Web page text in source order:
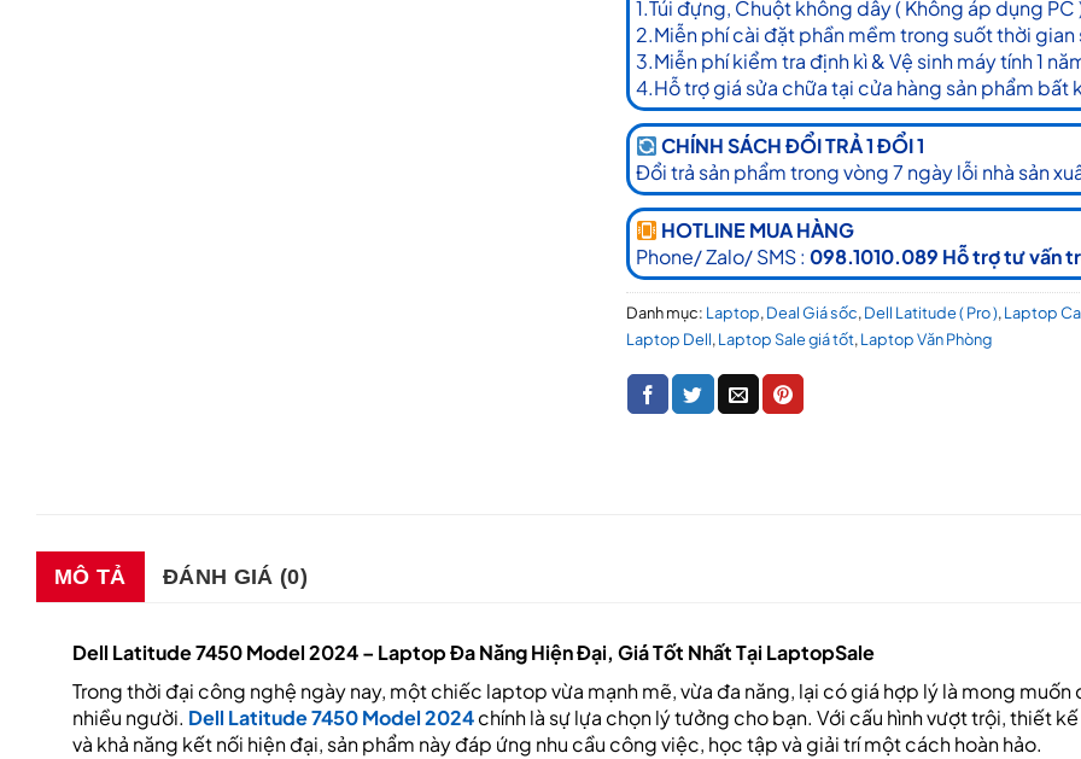
1.Túi đựng, Chuột không dây ( Không áp dụng PC
2.Miễn phí cài đặt phần mềm trong suốt thời gian
3.Miễn phí kiểm tra định kì & Vệ sinh máy tính 1
4.Hỗ trợ giá sửa chữa tại cửa hàng sản phẩm bất
CHÍNH SÁCH ĐỔI TRẢ 1 ĐỔI 1
Đổi trả sản phẩm trong vòng 7 ngày lỗi nhà sản
HOTLINE MUA HÀNG
Phone/ Zalo/ SMS : 098.1010.089 Hỗ trợ tư vấn
Danh mục: Laptop,Deal Giá sốc,Dell Latitude ( Pro ),Laptop
Laptop Dell,Laptop Sale giá tốt,Laptop Văn Phòng
MÔ TẢ ĐÁNH GIÁ (0)
Dell Latitude 7450 Model 2024 – Laptop Đa Năng Hiện Đại, Giá Tốt Nhất Tại LaptopSale
Trong thời đại công nghệ ngày nay, một chiếc laptop vừa mạnh mẽ, vừa đa năng, lại có giá hợp lý là mong muốn
nhiều người. Dell Latitude 7450 Model 2024chính là sự lựa chọn lý tưởng cho bạn. Với cấu hình vượt trội, thiết
và khả năng kết nối hiện đại, sản phẩm này đáp ứng nhu cầu công việc, học tập và giải trí một cách hoàn hảo.